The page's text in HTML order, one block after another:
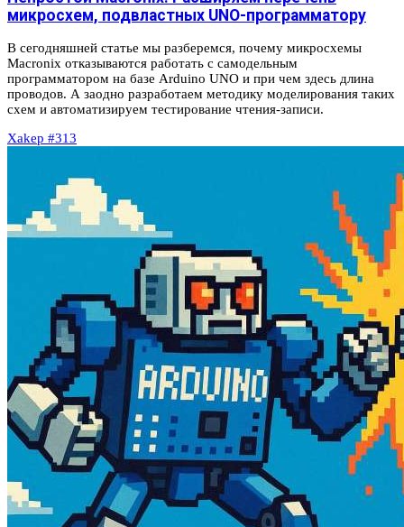
микросхем, подвластных UNO-программатору
В сегодняшней статье мы разберемся, почему микросхемы
Macronix отказываются работать с самодельным
программатором на базе Arduino UNO и при чем здесь длина
проводов. А заодно разработаем методику моделирования таких
схем и автоматизируем тестирование чтения‑записи.
Xakep #313